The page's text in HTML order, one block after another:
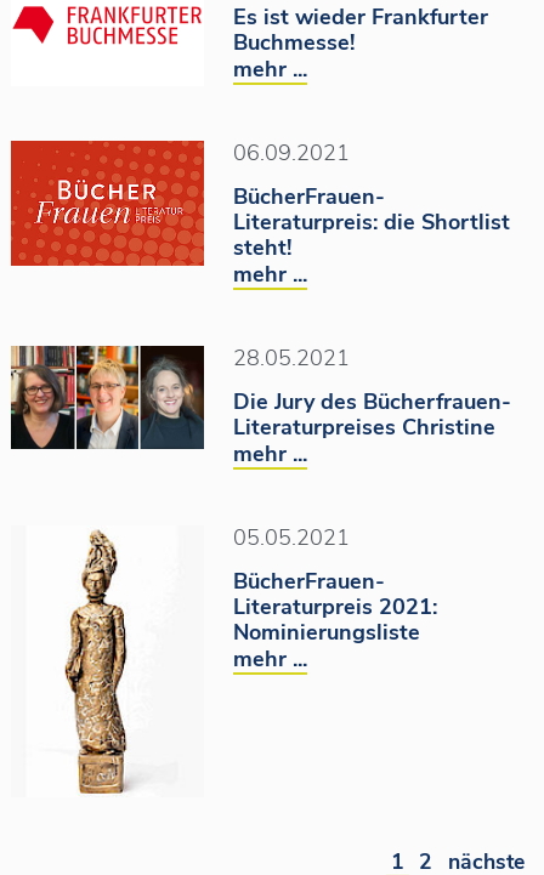
Es ist wieder Frankfurter
Buchmesse!
mehr ...
06.09.2021
BücherFrauen-
Literaturpreis: die Shortlist
steht!
mehr ...
28.05.2021
Die Jury des Bücherfrauen-
Literaturpreises Christine
mehr ...
05.05.2021
BücherFrauen-
Literaturpreis 2021:
Nominierungsliste
mehr ...
1 2 nächste